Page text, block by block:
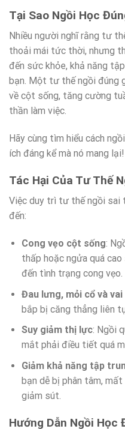
Tại Sao Ngồi Học
Nhiều người nghĩ rằng tư
thoải mái tức thời, nhưng
đến sức khỏe, khả năng
bạn. Một tư thế ngồi đúng
về cột sống, tăng cường
thần làm việc.
Hãy cùng tìm hiểu cách
ích đáng kể mà nó mang lại!
Tác Hại Của Tư Thế
Việc duy trì tư thế ngồi sai
đến:
Cong vẹo cột sống:
thấp hoặc ngửa quá
đến tình trạng cong vẹo.
Đau lưng, mỏi cổ và vai
bắp bị căng thẳng liên
Suy giảm thị lực: Ngồi
mắt phải điều tiết quá
Giảm khả năng tập
bạn dễ bị phân tâm,
giảm sút.
Hướng Dẫn Ngồi Học